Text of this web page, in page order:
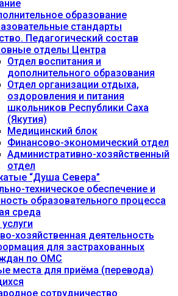
образование
стандарты
Педагогический состав
отделы Центра
Отдел воспитания и
дополнительного образования
Отдел организации отдыха,
оздоровления и питания
школьников Республики Саха
(Якутия)
Медицинский блок
Финансово-экономический отдел
Административно-хозяйственный
отдел
“Душа Севера”
техническое обеспечение и
образовательного процесса
среда
хозяйственная деятельность
для застрахованных
по ОМС
места для приёма (перевода)
сотрудничество